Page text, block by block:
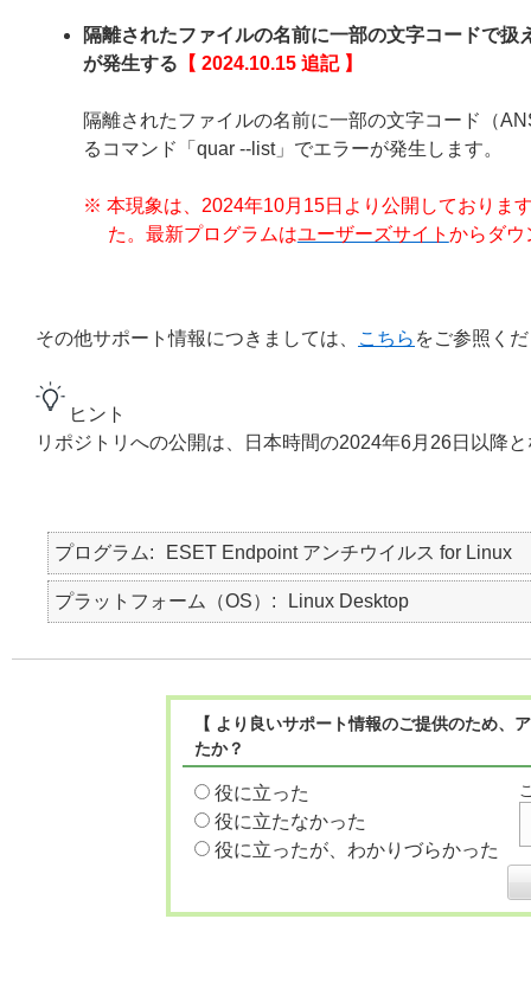
隔離されたファイルの名前に一部の文字コードで
が発生する 【 2024.10.15 追記 】
隔離されたファイルの名前に一部の文字コード（
るコマンド「quar --list」でエラーが発生します。
※ 本現象は、2024年10月15日より公開しておりま
た。最新プログラムはユーザーズサイト からダウ
その他サポート情報につきましては、 こちら をご参照く
ヒント
リポジトリへの公開は、日本時間の2024年6月26日以降
プログラム ESET Endpoint アンチウイルス for Linux
プラットフォーム（OS） Linux Desktop
【 より良いサポート情報のご提供のため
たか？
役に立った
役に立たなかった
役に立ったが、わかりづらかった